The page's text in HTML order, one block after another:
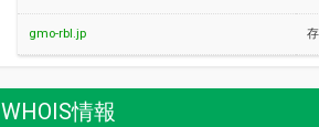
gmo-rbl.jp
WHOIS情報